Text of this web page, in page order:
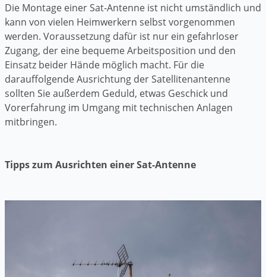
Die Montage einer Sat-Antenne ist nicht umständlich und
kann von vielen Heimwerkern selbst vorgenommen
werden. Voraussetzung dafür ist nur ein gefahrloser
Zugang, der eine bequeme Arbeitsposition und den
Einsatz beider Hände möglich macht. Für die
darauffolgende Ausrichtung der Satellitenantenne
sollten Sie außerdem Geduld, etwas Geschick und
Vorerfahrung im Umgang mit technischen Anlagen
mitbringen.
Tipps zum Ausrichten einer Sat-Antenne